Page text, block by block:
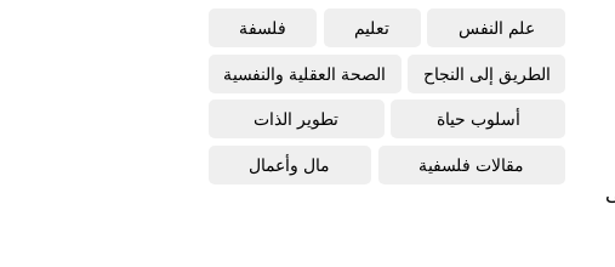
علم النفس تعليم فلسفة
الطريق إلى النجاح الصحة العقلية والنفسية
أسلوب حياة تطوير الذات
مقالات فلسفية مال وأعمال